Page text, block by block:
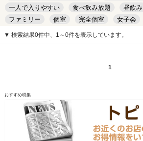
一人で入りやすい
食べ飲み放題 昼飲み
ファミリー
個室 完全個室 女子会
キッズルーム
安い デート
▼ 検索結果0件中、1～0件を表示しています。
1
おすすめ特集